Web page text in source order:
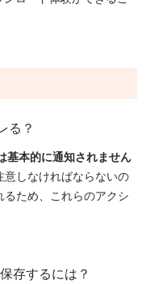
る？
基本的に通知されません
しなければならないの
ため、これらのアクシ
存するには？